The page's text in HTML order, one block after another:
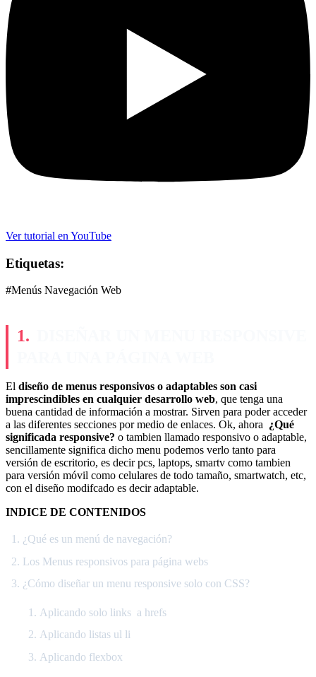
Ver tutorial en YouTube
Etiquetas:
#Menús Navegación Web
El diseño de menus responsivos o adaptables son casi
imprescindibles en cualquier desarrollo web, que tenga una
buena cantidad de información a mostrar. Sirven para poder acceder
a las diferentes secciones por medio de enlaces. Ok, ahora ¿Qué
significada responsive? o tambien llamado responsivo o adaptable,
sencillamente significa dicho menu podemos verlo tanto para
versión de escritorio, es decir pcs, laptops, smartv como tambien
para versión móvil como celulares de todo tamaño, smartwatch, etc,
con el diseño modifcado es decir adaptable.
INDICE DE CONTENIDOS
¿Qué es un menú de navegación?
Los Menus responsivos para página webs
¿Cómo diseñar un menu responsive solo con CSS?
Aplicando solo links a hrefs
Aplicando listas ul li
Aplicando flexbox